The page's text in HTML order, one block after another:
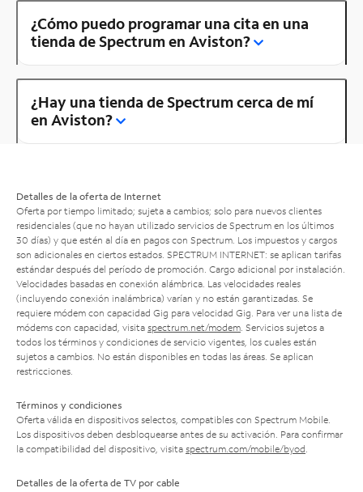
¿Cómo puedo programar una cita en una
tienda de Spectrum en Aviston?
¿Hay una tienda de Spectrum cerca de mí
en Aviston?
Detalles de la oferta de Internet
Oferta por tiempo limitado; sujeta a cambios; solo para nuevos clientes
residenciales (que no hayan utilizado servicios de Spectrum en los últimos
30 días) y que estén al día en pagos con Spectrum. Los impuestos y cargos
son adicionales en ciertos estados. SPECTRUM INTERNET: se aplican tarifas
estándar después del período de promoción. Cargo adicional por instalación.
Velocidades basadas en conexión alámbrica. Las velocidades reales
(incluyendo conexión inalámbrica) varían y no están garantizadas. Se
requiere módem con capacidad Gig para velocidad Gig. Para ver una lista de
módems con capacidad, visita spectrum.net/modem . Servicios sujetos a
todos los términos y condiciones de servicio vigentes, los cuales están
sujetos a cambios. No están disponibles en todas las áreas. Se aplican
restricciones.
Términos y condiciones
Oferta válida en dispositivos selectos, compatibles con Spectrum Mobile.
Los dispositivos deben desbloquearse antes de su activación. Para confirmar
la compatibilidad del dispositivo, visita spectrum.com/mobile/byod
Detalles de la oferta de TV por cable